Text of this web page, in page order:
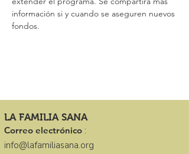
información si y cuando se aseguren nuevos
fondos.
LA FAMILIA SANA
Correo electrónico :
info@lafamiliasana.org